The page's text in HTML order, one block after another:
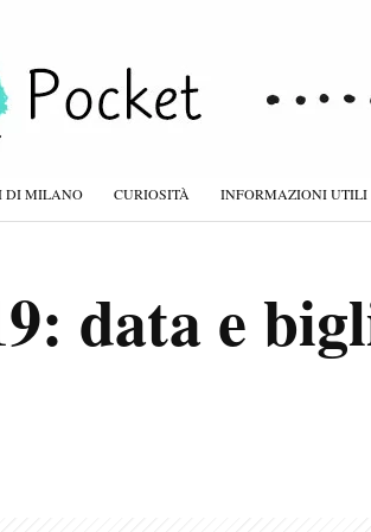
DI MILANO CURIOSITÀ INFORMAZIONI UTILI
data e